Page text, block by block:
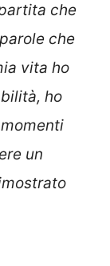
che
che
vita ho
ho
un